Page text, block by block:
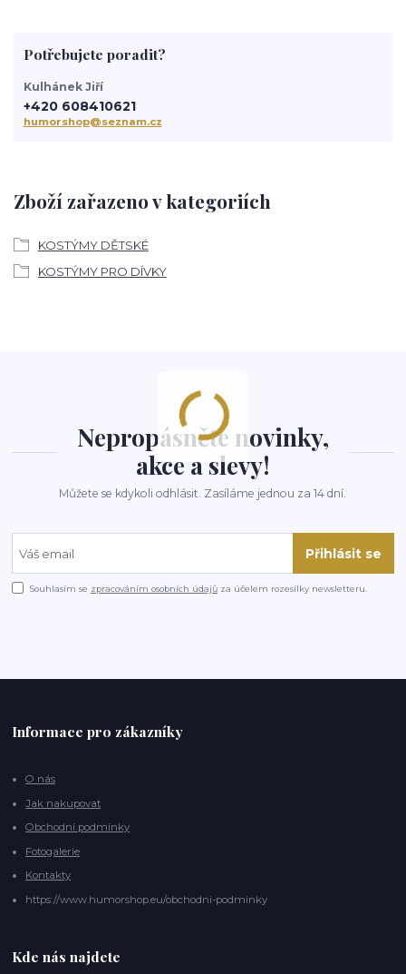
Zboží zařazeno v kategoriích
KOSTÝMY DĚTSKÉ
KOSTÝMY PRO DÍVKY
Potřebujete poradit?
Kulhánek Jiří
+420 608410621
humorshop@seznam.cz
Nepropásněte novinky,
akce a slevy!
Můžete se kdykoli odhlásit. Zasíláme jednou za 14 dní.
Přihlásit se
Souhlasím se zpracováním osobních údajů za účelem rozesílky newsletteru.
Informace pro zákazníky
O nás
Jak nakupovat
Obchodní podmínky
Fotogalerie
Kontakty
https://www.humorshop.eu/obchodni-podminky
Kde nás najdete